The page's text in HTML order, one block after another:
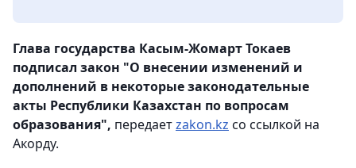
Глава государства Касым-Жомарт Токаев
подписал закон "О внесении изменений и
дополнений в некоторые законодательные
акты Республики Казахстан по вопросам
образования", передаетzakon.kz со ссылкой на
Акорду.